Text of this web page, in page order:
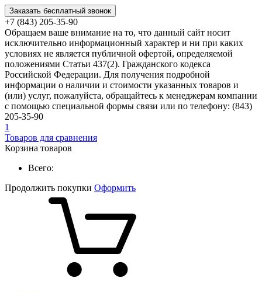
Заказать бесплатный звонок
+7 (843) 205-35-90
Обращаем ваше внимание на то, что данный сайт носит
исключительно информационный характер и ни при каких
условиях не является публичной офертой, определяемой
положениями Статьи 437(2). Гражданского кодекса
Российской Федерации. Для получения подробной
информации о наличии и стоимости указанных товаров и
(или) услуг, пожалуйста, обращайтесь к менеджерам компании
с помощью специальной формы связи или по телефону: (843)
205-35-90
1
Товаров для сравнения
Корзина товаров
Всего:
Продолжить покупки Оформить